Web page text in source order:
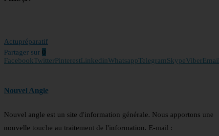
Actupréparatif
Partager sur 0
FacebookTwitterPinterestLinkedinWhatsappTelegramSkypeViber
Nouvel Angle
Nouvel angle est un site d'information générale. Nous apportons une
nouvelle touche au traitement de l'information. E-mail :